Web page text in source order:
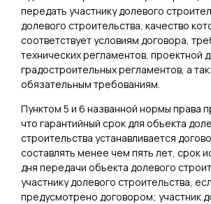
передать участнику долевого
долевого строительства, качество
соответствует условиям договора,
технических регламентов, проектной
градостроительных регламентов, а
обязательным требованиям.
Пунктом 5 и 6 названной нормы права
что гарантийный срок для объекта
строительства устанавливается
составлять менее чем пять лет, срок
дня передачи объекта долевого
участнику долевого строительства,
предусмотрено договором; участник